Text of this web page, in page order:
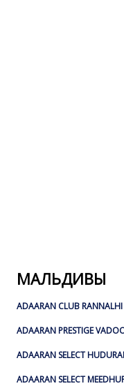
МАЛЬДИВЫ
ADAARAN CLUB
ADAARAN PRESTIGE
ADAARAN SELECT
ADAARAN SELECT